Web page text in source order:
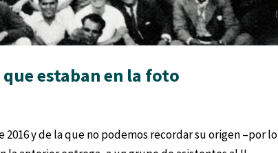
estaban en la foto
y de la que no podemos recordar su origen –por lo